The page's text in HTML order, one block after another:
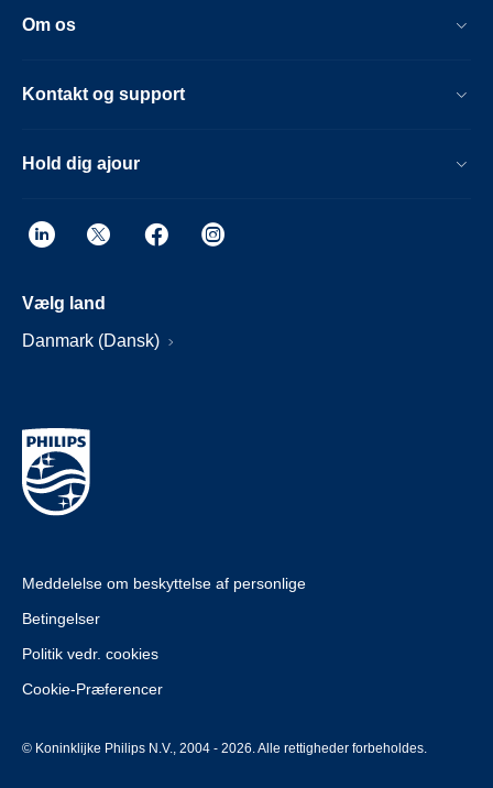
Om os
Kontakt og support
Hold dig ajour
Vælg land
Danmark (Dansk)
Meddelelse om beskyttelse af personlige
Betingelser
Politik vedr. cookies
Cookie-Præferencer
© Koninklijke Philips N.V., 2004 - 2026. Alle rettigheder forbeholdes.